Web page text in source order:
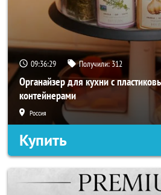
09:36:26 Получили:312
Органайзер для кухни с
контейнерами
Россия
Купить